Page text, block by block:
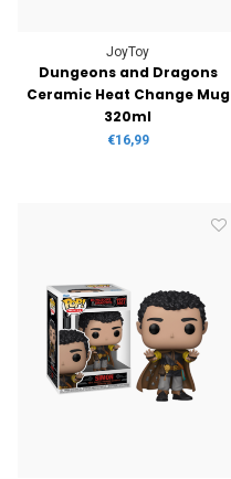
JoyToy
Dungeons and Dragons
Ceramic Heat Change Mug
320ml
€16,99